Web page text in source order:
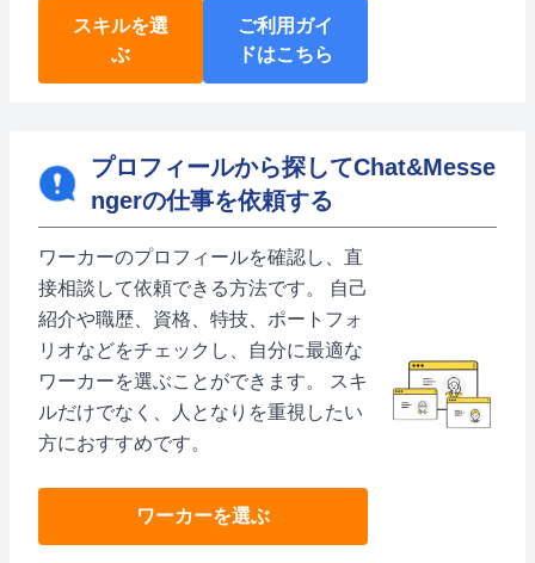
スキルを選
ぶ
ご利用ガイ
ドはこちら
プロフィールから探してChat&Messe
ngerの仕事を依頼する
ワーカーのプロフィールを確認し、直
接相談して依頼できる方法です。 自己
紹介や職歴、資格、特技、ポートフォ
リオなどをチェックし、自分に最適な
ワーカーを選ぶことができます。 スキ
ルだけでなく、人となりを重視したい
方におすすめです。
ワーカーを選ぶ